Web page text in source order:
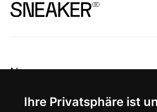
Ihre Privatsphäre ist
News
About